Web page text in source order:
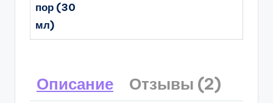
пор (30
мл)
Описание Отзывы (2)